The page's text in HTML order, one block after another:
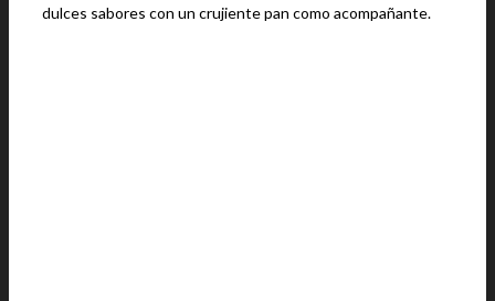
dulces sabores con un crujiente pan como acompañante.